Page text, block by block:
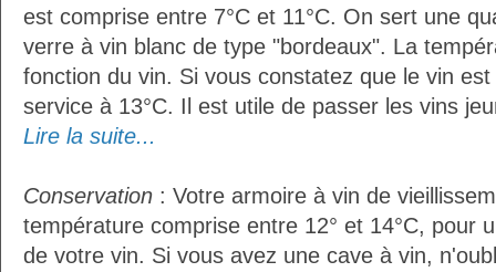
est comprise entre 7°C et 11°C. On sert une
verre à vin blanc de type "bordeaux". La
fonction du vin. Si vous constatez que le vin
service à 13°C. Il est utile de passer les vins
Lire la suite...
Conservation : Votre armoire à vin de
température comprise entre 12° et 14°C, pour
de votre vin. Si vous avez une cave à vin,